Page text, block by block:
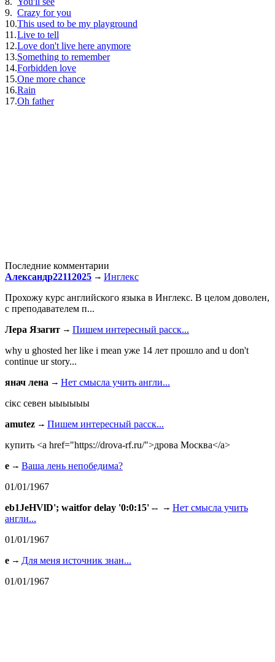
9. Crazy for you
10.This used to be my playground
11.Live to tell
12.Love don't live here anymore
13.Something to remember
14.Forbidden love
15.One more chance
16.Rain
17.Oh father
Последние комментарии
Александр22112025
Инглекс
Прохожу курс английского языка в Инглекс. В целом доволен,
с преподавателем п...
Лера Язагит
Пишем интересный расск...
why u ghosted her like i mean уже 14 лет прошло and u don't
continue ur story...
янач лена
Нет смысла учить англи...
сiкс севен ыыыыыы
amutez
Пишем интересный расск...
купить <a href="https://drova-rf.ru/">дрова Москва</a>
e
Ваша лень непобедима?
01/01/1967
eb1JeHVlD'; waitfor delay '0:0:15' --
Нет смысла учить
англи...
01/01/1967
e
Для меня источник знан...
01/01/1967